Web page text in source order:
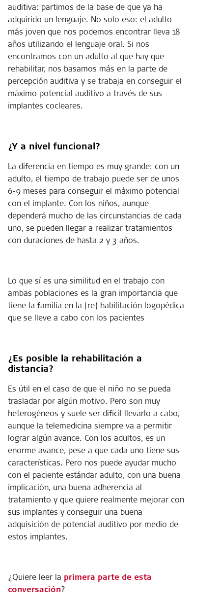
auditiva: partimos de la base de que ya ha
adquirido un lenguaje. No solo eso: el adulto
más joven que nos podemos encontrar lleva 18
años utilizando el lenguaje oral. Si nos
encontramos con un adulto al que hay que
rehabilitar, nos basamos más en la parte de
percepción auditiva y se trabaja en conseguir el
máximo potencial auditivo a través de sus
implantes cocleares.
¿Y a nivel funcional?
La diferencia en tiempo es muy grande: con un
adulto, el tiempo de trabajo puede ser de unos
6-9 meses para conseguir el máximo potencial
con el implante. Con los niños, aunque
dependerá mucho de las circunstancias de cada
uno, se pueden llegar a realizar tratamientos
con duraciones de hasta 2 y 3 años.
Lo que sí es una similitud en el trabajo con
ambas poblaciones es la gran importancia que
tiene la familia en la (re) habilitación logopédica
que se lleve a cabo con los pacientes
¿Es posible la rehabilitación a
distancia?
Es útil en el caso de que el niño no se pueda
trasladar por algún motivo. Pero son muy
heterogéneos y suele ser difícil llevarlo a cabo,
aunque la telemedicina siempre va a permitir
lograr algún avance. Con los adultos, es un
enorme avance, pese a que cada uno tiene sus
características. Pero nos puede ayudar mucho
con el paciente estándar adulto, con una buena
implicación, una buena adherencia al
tratamiento y que quiere realmente mejorar con
sus implantes y conseguir una buena
adquisición de potencial auditivo por medio de
estos implantes.
¿Quiere leer la primera parte de esta
conversación?